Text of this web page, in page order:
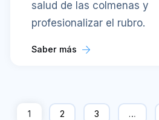
salud de las colmenas y
profesionalizar el rubro.
Saber más
1 2 3 …